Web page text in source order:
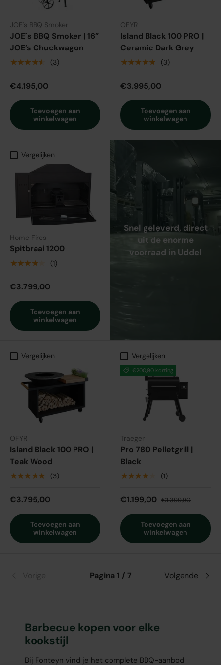
JOE's BBQ Smoker
JOE´s BBQ Smoker | 16”
JOE’s Chuckwagon
★★★★★ (3)
€4.195,00
Toevoegen aan
winkelwagen
OFYR
Island Black 100 PRO |
Ceramic Dark Grey
★★★★★ (3)
€3.995,00
Toevoegen aan
winkelwagen
Vergelijken
Home Fires
Spitbraai 1200
★★★★★ (1)
€3.799,00
Toevoegen aan
winkelwagen
Snel geleverd, direct
uit de enorme
voorraad in Uddel
Vergelijken
OFYR
Island Black 100 PRO |
Teak Wood
★★★★★ (3)
€3.795,00
Toevoegen aan
winkelwagen
Vergelijken
€200,90 korting
Traeger
Pro 780 Pelletgrill |
Black
★★★★★ (1)
€1.199,00 €1.399,90
Toevoegen aan
winkelwagen
Pagina 1 / 7 Volgende
Barbecue kopen voor elke
kookstijl
Bij Fonteyn vind je het complete BBQ-aanbod